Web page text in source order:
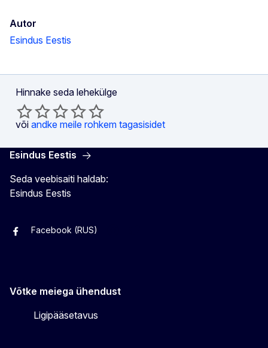
Autor
Esindus Eestis
Hinnake seda lehekülge
või andke meile rohkem tagasisidet
Esindus Eestis
Seda veebisaiti haldab:
Esindus Eestis
Facebook (EST)
Facebook (RUS)
Võtke meiega ühendust
Ligipääsetavus